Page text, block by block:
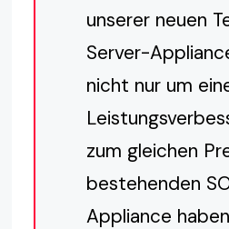
unserer neuen
Server-
nicht nur um
zum gleichen
bestehenden
Appliance